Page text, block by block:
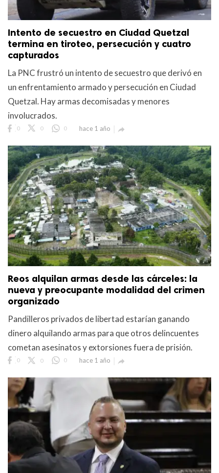
Intento de secuestro en Ciudad Quetzal
termina en tiroteo, persecución y cuatro
capturados
La PNC frustró un intento de secuestro que derivó en
un enfrentamiento armado y persecución en Ciudad
Quetzal. Hay armas decomisadas y menores
involucrados.
0 0 0 hace 1 año 
Reos alquilan armas desde las cárceles: la
nueva y preocupante modalidad del crimen
organizado
Pandilleros privados de libertad estarían ganando
dinero alquilando armas para que otros delincuentes
cometan asesinatos y extorsiones fuera de prisión.
0 0 0 hace 1 año 